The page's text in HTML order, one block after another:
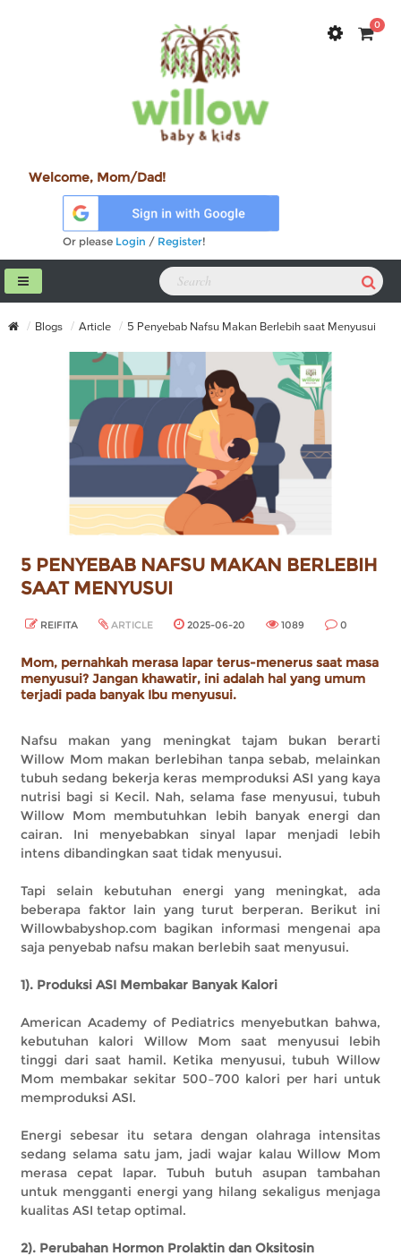
0
Welcome, Mom/Dad!
Or please Login / Register!
Blogs Article 5 Penyebab Nafsu Makan Berlebih saat Menyusui
5 PENYEBAB NAFSU MAKAN BERLEBIH
SAAT MENYUSUI
REIFITA ARTICLE 2025-06-20 1089 0
Mom, pernahkah merasa lapar terus-menerus saat masa
menyusui? Jangan khawatir, ini adalah hal yang umum
terjadi pada banyak Ibu menyusui.
Nafsu makan yang meningkat tajam bukan berarti
Willow Mom makan berlebihan tanpa sebab, melainkan
tubuh sedang bekerja keras memproduksi ASI yang kaya
nutrisi bagi si Kecil. Nah, selama fase menyusui, tubuh
Willow Mom membutuhkan lebih banyak energi dan
cairan. Ini menyebabkan sinyal lapar menjadi lebih
intens dibandingkan saat tidak menyusui.
Tapi selain kebutuhan energi yang meningkat, ada
beberapa faktor lain yang turut berperan. Berikut ini
Willowbabyshop.com bagikan informasi mengenai apa
saja penyebab nafsu makan berlebih saat menyusui.
1). Produksi ASI Membakar Banyak Kalori
American Academy of Pediatrics menyebutkan bahwa,
kebutuhan kalori Willow Mom saat menyusui lebih
tinggi dari saat hamil. Ketika menyusui, tubuh Willow
Mom membakar sekitar 500–700 kalori per hari untuk
memproduksi ASI.
Energi sebesar itu setara dengan olahraga intensitas
sedang selama satu jam, jadi wajar kalau Willow Mom
merasa cepat lapar. Tubuh butuh asupan tambahan
untuk mengganti energi yang hilang sekaligus menjaga
kualitas ASI tetap optimal.
2). Perubahan Hormon Prolaktin dan Oksitosin